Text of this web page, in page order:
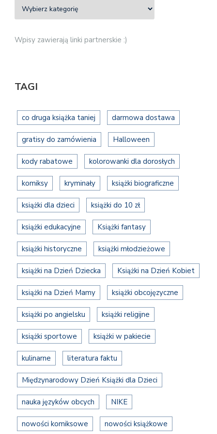
Wpisy zawierają linki partnerskie :)
TAGI
co druga książka taniej darmowa dostawa
gratisy do zamówienia Halloween
kody rabatowe kolorowanki dla dorosłych
komiksy kryminały książki biograficzne
książki dla dzieci książki do 10 zł
książki edukacyjne Książki fantasy
książki historyczne książki młodzieżowe
książki na Dzień Dziecka Książki na Dzień Kobiet
książki na Dzień Mamy książki obcojęzyczne
książki po angielsku książki religijne
książki sportowe książki w pakiecie
kulinarne literatura faktu
Międzynarodowy Dzień Książki dla Dzieci
nauka języków obcych NIKE
nowości komiksowe nowości książkowe